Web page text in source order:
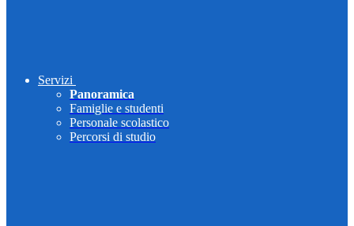
Servizi
Panoramica
Famiglie e studenti
Personale scolastico
Percorsi di studio